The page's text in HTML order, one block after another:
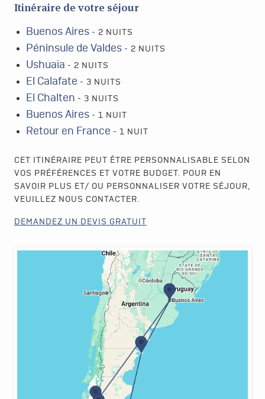
Itinéraire de votre séjour
Buenos Aires - 2 NUITS
Péninsule de Valdes - 2 NUITS
Ushuaïa - 2 NUITS
El Calafate - 3 NUITS
El Chalten - 3 NUITS
Buenos Aires - 1 NUIT
Retour en France - 1 NUIT
CET ITINÉRAIRE PEUT ÊTRE PERSONNALISABLE SELON
VOS PRÉFÉRENCES ET VOTRE BUDGET. POUR EN
SAVOIR PLUS ET/ OU PERSONNALISER VOTRE SÉJOUR,
VEUILLEZ NOUS CONTACTER.
DEMANDEZ UN DEVIS GRATUIT